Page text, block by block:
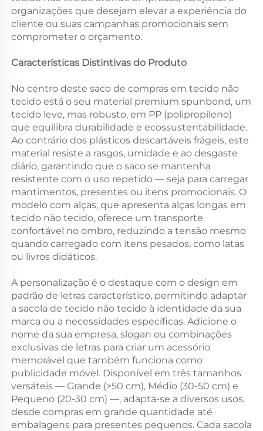
organizações que desejam elevar a experiência do
cliente ou suas campanhas promocionais sem
comprometer o orçamento.
Características Distintivas do Produto
No centro deste saco de compras em tecido não
tecido está o seu material premium spunbond, um
tecido leve, mas robusto, em PP (polipropileno)
que equilibra durabilidade e ecossustentabilidade.
Ao contrário dos plásticos descartáveis frágeis, este
material resiste a rasgos, umidade e ao desgaste
diário, garantindo que o saco se mantenha
resistente com o uso repetido — seja para carregar
mantimentos, presentes ou itens promocionais. O
modelo com alças, que apresenta alças longas em
tecido não tecido, oferece um transporte
confortável no ombro, reduzindo a tensão mesmo
quando carregado com itens pesados, como latas
ou livros didáticos.
A personalização é o destaque com o design em
padrão de letras característico, permitindo adaptar
a sacola de tecido não tecido à identidade da sua
marca ou a necessidades específicas. Adicione o
nome da sua empresa, slogan ou combinações
exclusivas de letras para criar um acessório
memorável que também funciona como
publicidade móvel. Disponível em três tamanhos
versáteis — Grande (>50 cm), Médio (30-50 cm) e
Pequeno (20-30 cm) —, adapta-se a diversos usos,
desde compras em grande quantidade até
embalagens para presentes pequenos. Cada sacola